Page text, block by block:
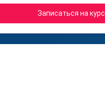
Записаться на курс